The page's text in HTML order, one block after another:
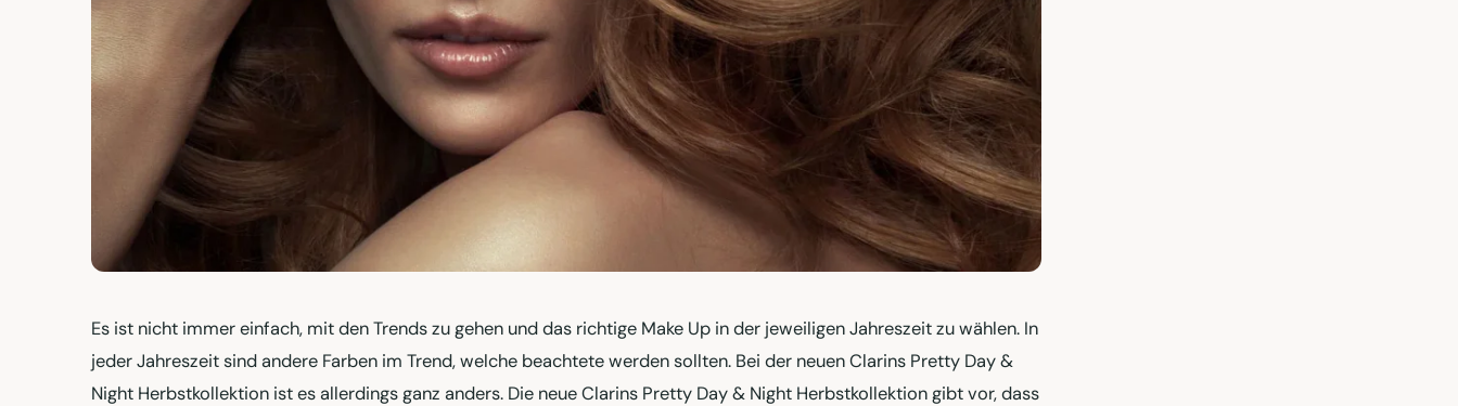
Es ist nicht immer einfach, mit den Trends zu gehen und das richtige Make Up in der jeweiligen Jahreszeit zu wählen. In
jeder Jahreszeit sind andere Farben im Trend, welche beachtete werden sollten. Bei der neuen Clarins Pretty Day &
Night Herbstkollektion ist es allerdings ganz anders. Die neue Clarins Pretty Day & Night Herbstkollektion gibt vor, dass